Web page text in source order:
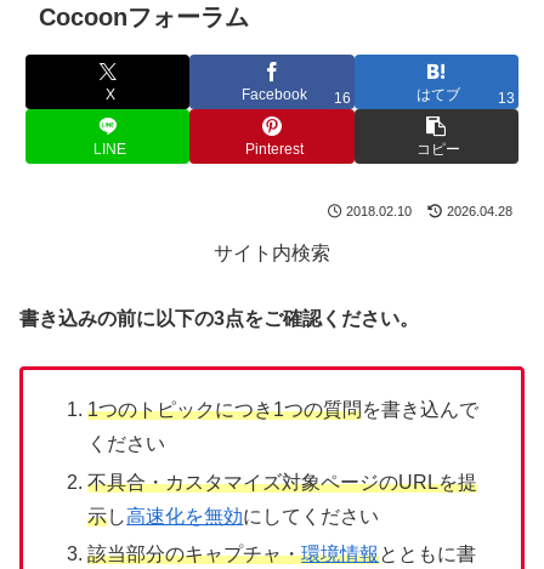
Cocoonフォーラム
X Facebook 16 はてブ 13
LINE Pinterest コピー
2018.02.10 2026.04.28
サイト内検索
書き込みの前に以下の3点をご確認ください。
1つのトピックにつき1つの質問を書き込んで
ください
不具合・カスタマイズ対象ページのURLを提
示し高速化を無効にしてください
該当部分のキャプチャ・環境情報とともに書